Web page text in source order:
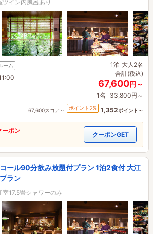
ツイン内風呂あり
ーム
1泊 大人2名
合計(税込)
67,600円～
1名 33,800円～
67,600スコア～ ポイント 2% 1,352ポイント～
ーポン
クーポンGET
ール90分飲み放題付プラン 1泊2食付 大江
ラン
室17.5畳シャワーのみ